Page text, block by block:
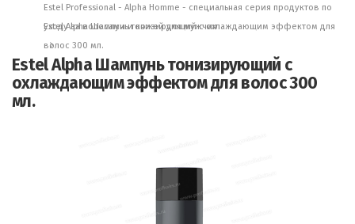
Estel Professional - Alpha Homme - специальная серия продуктов по
уходу за волосами и кожей для мужчин
Estel Alpha Шампунь тонизирующий с охлаждающим эффектом для
волос 300 мл.
Estel Alpha Шампунь тонизирующий с
охлаждающим эффектом для волос 300
мл.